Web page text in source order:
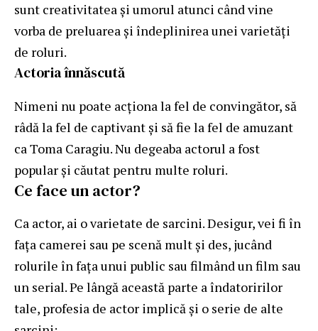
sunt creativitatea și umorul atunci când vine
vorba de preluarea și îndeplinirea unei varietăți
de roluri.
Actoria înnăscută
Nimeni nu poate acționa la fel de convingător, să
râdă la fel de captivant și să fie la fel de amuzant
ca Toma Caragiu. Nu degeaba actorul a fost
popular și căutat pentru multe roluri.
Ce face un actor?
Ca actor, ai o varietate de sarcini. Desigur, vei fi în
fața camerei sau pe scenă mult și des, jucând
rolurile în fața unui public sau filmând un film sau
un serial. Pe lângă această parte a îndatoririlor
tale, profesia de actor implică și o serie de alte